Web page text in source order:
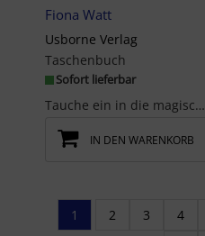
Fiona Watt
Usborne Verlag
Taschenbuch
Sofort lieferbar
Tauche ein in die magische Welt der Meerjungfrauen! Sei dabei, wenn sie zusammen ein Korallenriff...
IN DEN WARENKORB
1 2 3 4